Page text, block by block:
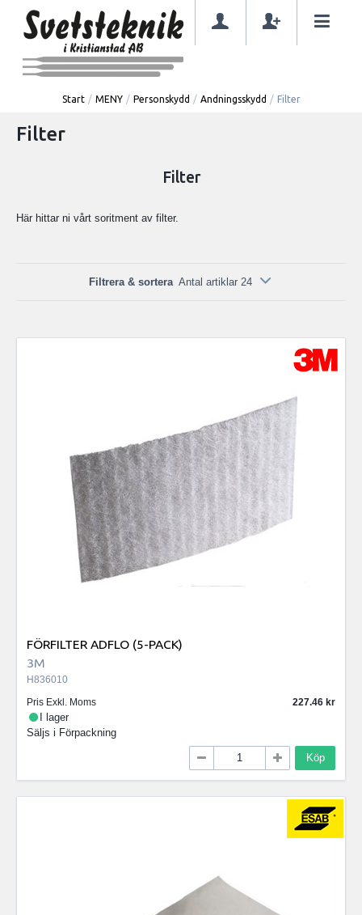
Start / MENY / Personskydd / Andningsskydd / Filter
Filter
Filter
Här hittar ni vårt soritment av filter.
Filtrera & sortera Antal artiklar 24
FÖRFILTER ADFLO (5-PACK)
3M
H836010
Pris Exkl. Moms
227.46
I lager
Säljs i Förpackning
Köp